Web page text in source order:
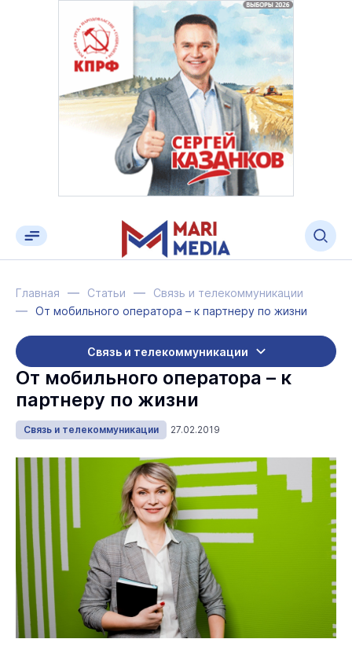
Главная Статьи
Связь и телекоммуникации
От мобильного оператора – к партнеру по жизни
Связь и телекоммуникации
От мобильного оператора – к
партнеру по жизни
Связь и телекоммуникации 27.02.2019